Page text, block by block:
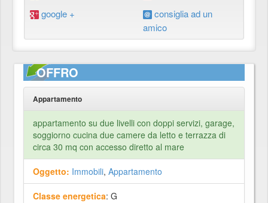
google +
consiglia ad un
amico
OFFRO
Appartamento
appartamento su due livelli con doppi servizi, garage,
soggiorno cucina due camere da letto e terrazza di
circa 30 mq con accesso diretto al mare
Oggetto: Immobili, Appartamento
Classe energetica: G